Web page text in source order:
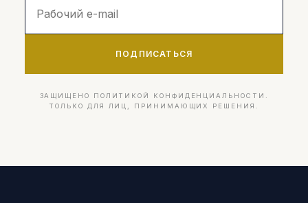
ПОДПИСАТЬСЯ
ЗАЩИЩЕНО ПОЛИТИКОЙ КОНФИДЕНЦИАЛЬНОСТИ.
ТОЛЬКО ДЛЯ ЛИЦ, ПРИНИМАЮЩИХ РЕШЕНИЯ.